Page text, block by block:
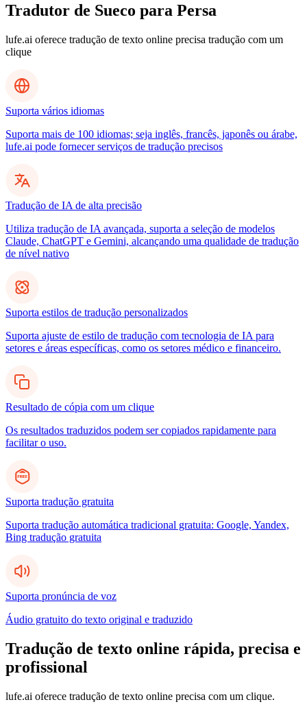
Tradutor de Sueco para Persa
lufe.ai oferece tradução de texto online precisa tradução com um
clique
Suporta vários idiomas
Suporta mais de 100 idiomas; seja inglês, francês, japonês ou árabe,
lufe.ai pode fornecer serviços de tradução precisos
Tradução de IA de alta precisão
Utiliza tradução de IA avançada, suporta a seleção de modelos
Claude, ChatGPT e Gemini, alcançando uma qualidade de tradução
de nível nativo
Suporta estilos de tradução personalizados
Suporta ajuste de estilo de tradução com tecnologia de IA para
setores e áreas específicas, como os setores médico e financeiro.
Resultado de cópia com um clique
Os resultados traduzidos podem ser copiados rapidamente para
facilitar o uso.
Suporta tradução gratuita
Suporta tradução automática tradicional gratuita: Google, Yandex,
Bing tradução gratuita
Suporta pronúncia de voz
Áudio gratuito do texto original e traduzido
Tradução de texto online rápida, precisa e
profissional
lufe.ai oferece tradução de texto online precisa com um clique.